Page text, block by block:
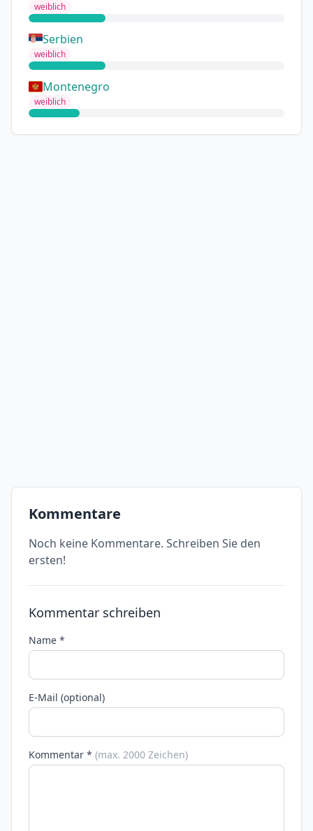
weiblich
Serbien
weiblich
Montenegro
weiblich
Kommentare
Noch keine Kommentare. Schreiben Sie den
ersten!
Kommentar schreiben
Name *
E-Mail (optional)
Kommentar * (max. 2000 Zeichen)